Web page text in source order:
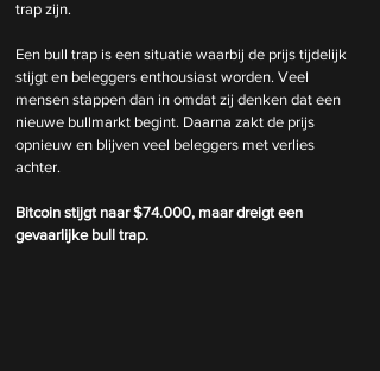
trap zijn.
Een bull trap is een situatie waarbij de prijs tijdelijk
stijgt en beleggers enthousiast worden. Veel
mensen stappen dan in omdat zij denken dat een
nieuwe bullmarkt begint. Daarna zakt de prijs
opnieuw en blijven veel beleggers met verlies
achter.
Bitcoin stijgt naar $74.000, maar dreigt een
gevaarlijke bull trap.